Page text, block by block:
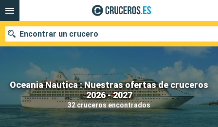
Oceania Nautica : Nuestras ofertas de cruceros
2026 - 2027
32 cruceros encontrados
Encontrar un crucero
Nuestros destinos
Fecha de salida